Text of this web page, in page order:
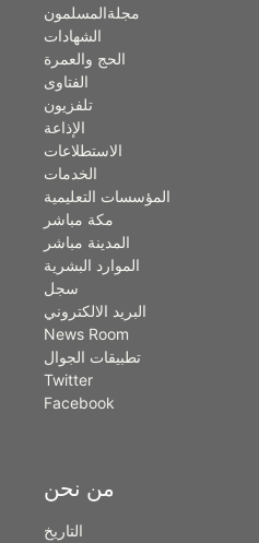
مجلةالمسلمون
الشهادات
الحج والعمرة
الفتاوى
تلفزيون
الإذاعة
الاستطلاعات
الخدمات
المؤسسات التعليمية
مكة مباشر
المدينة مباشر
الموارد البشرية
سجل
البريد الالكتروني
News Room
تطبيقات الجوال
Twitter
Facebook
من نحن
التاريخ